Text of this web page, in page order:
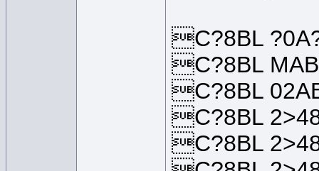
C?8BL
C?8BL
C?8BL
C?8BL
C?8BL